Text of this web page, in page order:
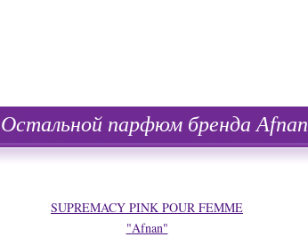
Остальной парфюм бренда Afnan
SUPREMACY PINK POUR FEMME
"Afnan"